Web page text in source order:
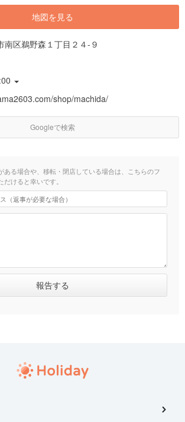
地図を見る
南区鵜野森１丁目２４-９
shop/machida/
Googleで検索
ある場合や、移転・閉店している場合は、こちらのフ
けると幸いです。